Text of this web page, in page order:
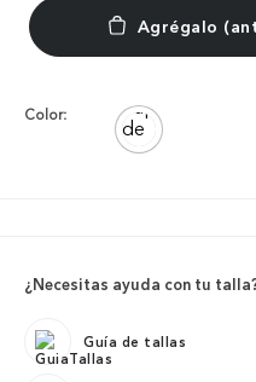
Color:
¿Necesitas ayuda con tu
Guía de tallas